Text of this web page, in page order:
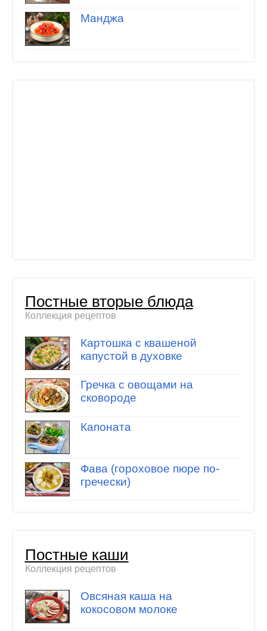
Манджа
Постные вторые блюда
Коллекция рецептов
Картошка с квашеной
капустой в духовке
Гречка с овощами на
сковороде
Капоната
Фава (гороховое пюре по-
гречески)
Постные каши
Коллекция рецептов
Овсяная каша на
кокосовом молоке